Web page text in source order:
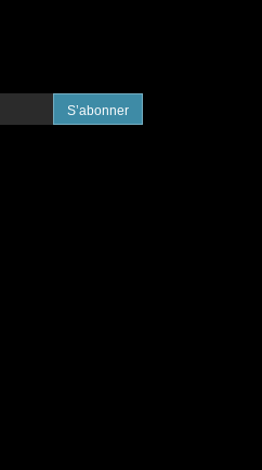
S’abonner